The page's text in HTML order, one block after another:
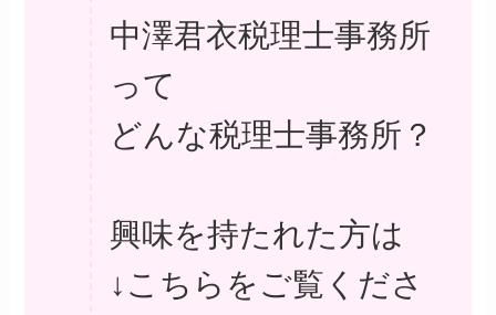
中澤君衣税理士事務所
って
どんな税理士事務所？
興味を持たれた方は
↓こちらをご覧くださ